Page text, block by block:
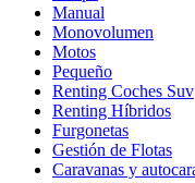
Manual
Monovolumen
Motos
Pequeño
Renting Coches Suv
Renting Híbridos
Furgonetas
Gestión de Flotas
Caravanas y